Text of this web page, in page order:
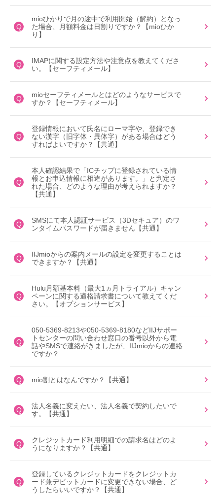
Q
mioひかりで月の途中で利用開始（解約）となっ
た場合、月額料金は日割りですか？【mioひか
り】
Q
IMAPに関する設定方法や注意点を教えてくださ
い。【セーフティメール】
Q
mioセーフティメールとはどのようなサービスで
すか？【セーフティメール】
Q
登録情報において氏名にローマ字や、登録でき
ない漢字（旧字体・異体字）がある場合はどう
すればよいですか？【共通】
Q
本人確認結果で「ICチップに登録されている情
報とお申込情報に相違があります。」と判定さ
れた場合、どのような理由が考えられますか？
【共通】
Q
SMSにて本人認証サービス（3Dセキュア）のワ
ンタイムパスワードが届きません【共通】
Q
IIJmioからの案内メールの設定を変更することは
できますか？【共通】
Q
Hulu月額基本料（最大1ヵ月トライアル）キャン
ペーンに関する適格請求書について教えてくだ
さい。【オプションサービス】
Q
050-5369-8213や050-5369-8180などIIJサポー
トセンターの問い合わせ窓口の番号以外から電
話やSMSで連絡がきましたが、IIJmioからの連絡
ですか？
Q mio割とはなんですか？【共通】
Q
法人名義に変えたい、法人名義で契約したいで
す。【共通】
Q
クレジットカード利用明細での請求名はどのよ
うになりますか？【共通】
Q
登録しているクレジットカードをクレジットカ
ード兼デビットカードに変更できない場合、ど
うしたらいいですか？【共通】